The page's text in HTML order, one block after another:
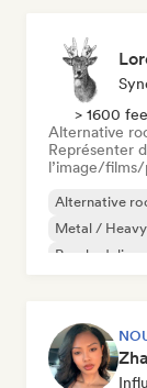
> 1600
Alternative
Représenter
l’image/
Alternative
Metal /
Psychedelic